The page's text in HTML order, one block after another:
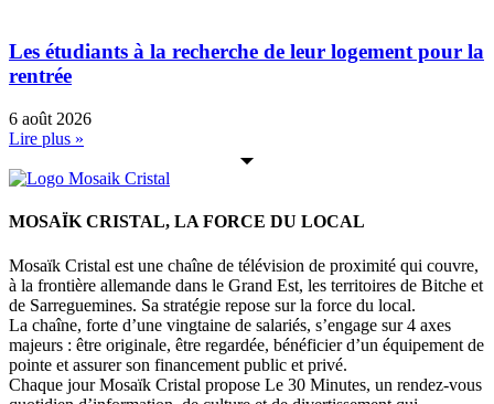
Les étudiants à la recherche de leur logement pour la
rentrée
6 août 2026
Lire plus »
MOSAÏK CRISTAL, LA FORCE DU LOCAL
Mosaïk Cristal est une chaîne de télévision de proximité qui couvre,
à la frontière allemande dans le Grand Est, les territoires de Bitche et
de Sarreguemines. Sa stratégie repose sur la force du local.
La chaîne, forte d’une vingtaine de salariés, s’engage sur 4 axes
majeurs : être originale, être regardée, bénéficier d’un équipement de
pointe et assurer son financement public et privé.
Chaque jour Mosaïk Cristal propose Le 30 Minutes, un rendez-vous